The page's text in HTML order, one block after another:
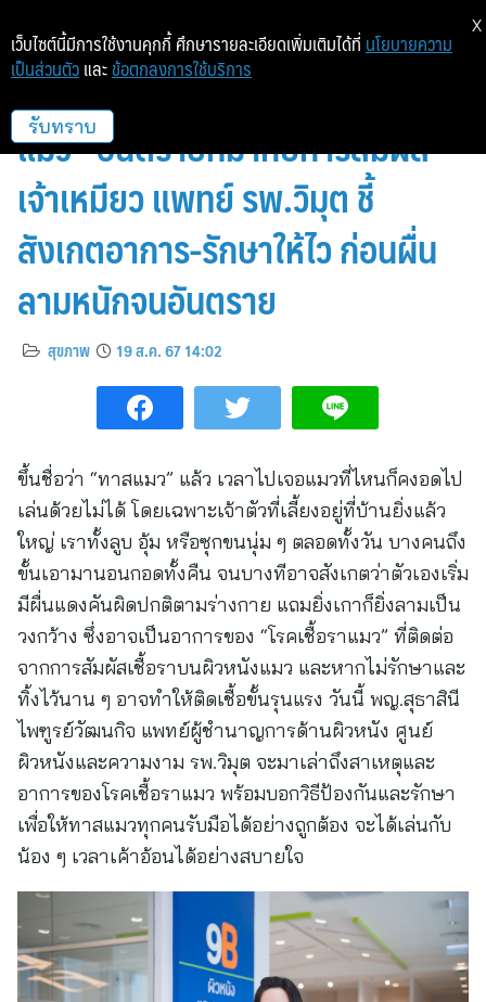
ทาสแมวอย่าเล่นเพลิน! “โรคเชื้อรา
แมว” อันตรายที่มากับการสัมผัส
เจ้าเหมียว แพทย์ รพ.วิมุต ชี้
สังเกตอาการ-รักษาให้ไว ก่อนผื่น
ลามหนักจนอันตราย
สุขภาพ 19 ส.ค. 67 14:02
ขึ้นชื่อว่า “ทาสแมว” แล้ว เวลาไปเจอแมวที่ไหนก็คงอดไป
เล่นด้วยไม่ได้ โดยเฉพาะเจ้าตัวที่เลี้ยงอยู่ที่บ้านยิ่งแล้ว
ใหญ่ เราทั้งลูบ อุ้ม หรือซุกขนนุ่ม ๆ ตลอดทั้งวัน บางคนถึง
ขั้นเอามานอนกอดทั้งคืน จนบางทีอาจสังเกตว่าตัวเองเริ่ม
มีผื่นแดงคันผิดปกติตามร่างกาย แถมยิ่งเกาก็ยิ่งลามเป็น
วงกว้าง ซึ่งอาจเป็นอาการของ “โรคเชื้อราแมว” ที่ติดต่อ
จากการสัมผัสเชื้อราบนผิวหนังแมว และหากไม่รักษาและ
ทิ้งไว้นาน ๆ อาจทำให้ติดเชื้อขั้นรุนแรง วันนี้ พญ.สุธาสินี
ไพฑูรย์วัฒนกิจ แพทย์ผู้ชำนาญการด้านผิวหนัง ศูนย์
ผิวหนังและความงาม รพ.วิมุต จะมาเล่าถึงสาเหตุและ
อาการของโรคเชื้อราแมว พร้อมบอกวิธีป้องกันและรักษา
เพื่อให้ทาสแมวทุกคนรับมือได้อย่างถูกต้อง จะได้เล่นกับ
น้อง ๆ เวลาเค้าอ้อนได้อย่างสบายใจ
เว็บไซต์นี้มีการใช้งานคุกกี้ ศึกษารายละเอียดเพิ่มเติมได้ที่ นโยบายความ
เป็นส่วนตัว และ ข้อตกลงการใช้บริการ
รับทราบ
X